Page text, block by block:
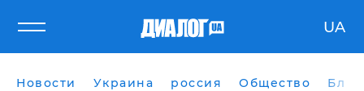
UA
Новости Украина россия Общество